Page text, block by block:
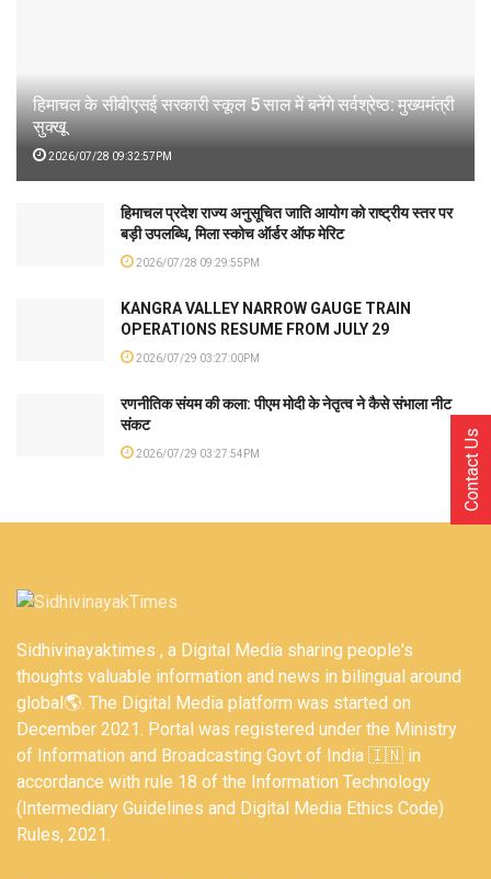
हिमाचल के सीबीएसई सरकारी स्कूल 5 साल में बनेंगे सर्वश्रेष्ठ: मुख्यमंत्री
सुक्खू
2026/07/28 09:32:57PM
हिमाचल प्रदेश राज्य अनुसूचित जाति आयोग को राष्ट्रीय स्तर पर
बड़ी उपलब्धि, मिला स्कोच ऑर्डर ऑफ मेरिट
2026/07/28 09:29:55PM
KANGRA VALLEY NARROW GAUGE TRAIN
OPERATIONS RESUME FROM JULY 29
2026/07/29 03:27:00PM
रणनीतिक संयम की कला: पीएम मोदी के नेतृत्व ने कैसे संभाला नीट
संकट
2026/07/29 03:27:54PM
Sidhivinayaktimes , a Digital Media sharing people's
thoughts valuable information and news in bilingual around
global🌎. The Digital Media platform was started on
December 2021. Portal was registered under the Ministry
of Information and Broadcasting Govt of India 🇮🇳 in
accordance with rule 18 of the Information Technology
(Intermediary Guidelines and Digital Media Ethics Code)
Rules, 2021.
Contact Us